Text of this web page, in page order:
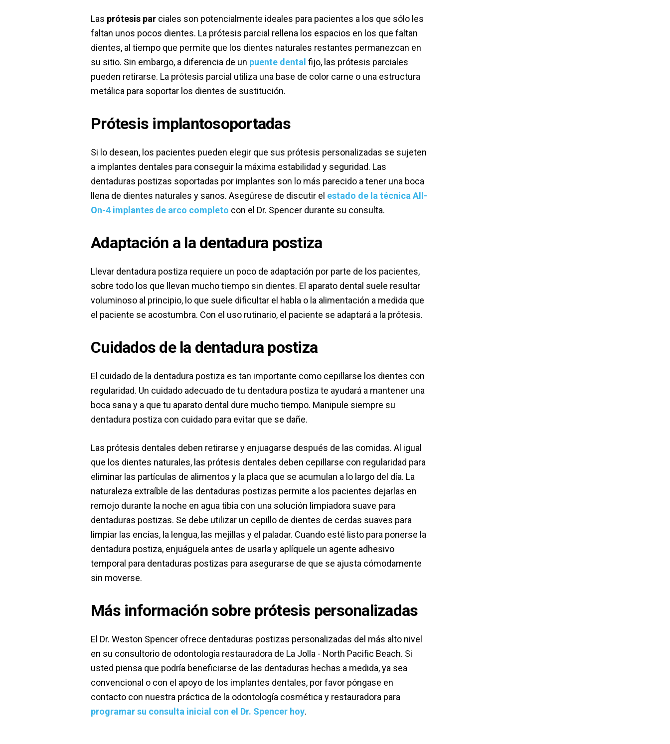
Las prótesis par ciales son potencialmente ideales para pacientes a los que sólo les
faltan unos pocos dientes. La prótesis parcial rellena los espacios en los que faltan
dientes, al tiempo que permite que los dientes naturales restantes permanezcan en
su sitio. Sin embargo, a diferencia de un puente dental fijo, las prótesis parciales
pueden retirarse. La prótesis parcial utiliza una base de color carne o una estructura
metálica para soportar los dientes de sustitución.
Prótesis implantosoportadas
Si lo desean, los pacientes pueden elegir que sus prótesis personalizadas se sujeten
a implantes dentales para conseguir la máxima estabilidad y seguridad. Las
dentaduras postizas soportadas por implantes son lo más parecido a tener una boca
llena de dientes naturales y sanos. Asegúrese de discutir el estado de la técnica All-
On-4 implantes de arco completo con el Dr. Spencer durante su consulta.
Adaptación a la dentadura postiza
Llevar dentadura postiza requiere un poco de adaptación por parte de los pacientes,
sobre todo los que llevan mucho tiempo sin dientes. El aparato dental suele resultar
voluminoso al principio, lo que suele dificultar el habla o la alimentación a medida que
el paciente se acostumbra. Con el uso rutinario, el paciente se adaptará a la prótesis.
Cuidados de la dentadura postiza
El cuidado de la dentadura postiza es tan importante como cepillarse los dientes con
regularidad. Un cuidado adecuado de tu dentadura postiza te ayudará a mantener una
boca sana y a que tu aparato dental dure mucho tiempo. Manipule siempre su
dentadura postiza con cuidado para evitar que se dañe.
Las prótesis dentales deben retirarse y enjuagarse después de las comidas. Al igual
que los dientes naturales, las prótesis dentales deben cepillarse con regularidad para
eliminar las partículas de alimentos y la placa que se acumulan a lo largo del día. La
naturaleza extraíble de las dentaduras postizas permite a los pacientes dejarlas en
remojo durante la noche en agua tibia con una solución limpiadora suave para
dentaduras postizas. Se debe utilizar un cepillo de dientes de cerdas suaves para
limpiar las encías, la lengua, las mejillas y el paladar. Cuando esté listo para ponerse la
dentadura postiza, enjuáguela antes de usarla y aplíquele un agente adhesivo
temporal para dentaduras postizas para asegurarse de que se ajusta cómodamente
sin moverse.
Más información sobre prótesis personalizadas
El Dr. Weston Spencer ofrece dentaduras postizas personalizadas del más alto nivel
en su consultorio de odontología restauradora de La Jolla - North Pacific Beach. Si
usted piensa que podría beneficiarse de las dentaduras hechas a medida, ya sea
convencional o con el apoyo de los implantes dentales, por favor póngase en
contacto con nuestra práctica de la odontología cosmética y restauradora para
programar su consulta inicial con el Dr. Spencer hoy.